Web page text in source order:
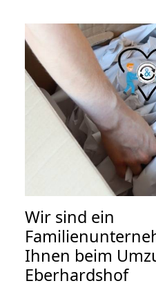
Wir sind ein
Ihnen beim
Eberhardshof